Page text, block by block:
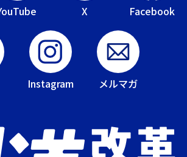
X Facebook
Instagram メルマガ